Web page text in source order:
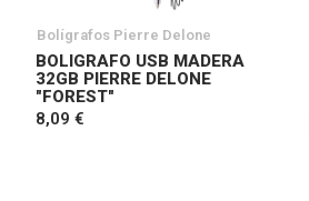
Bolígrafos Pierre Delone
BOLIGRAFO USB MADERA
32GB PIERRE DELONE
"FOREST"
8,09 €